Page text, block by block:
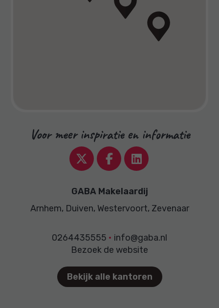
Voor meer inspiratie en informatie
GABA Makelaardij
Arnhem, Duiven, Westervoort, Zevenaar
0264435555 • info@gaba.nl
Bezoek de website
Bekijk alle kantoren